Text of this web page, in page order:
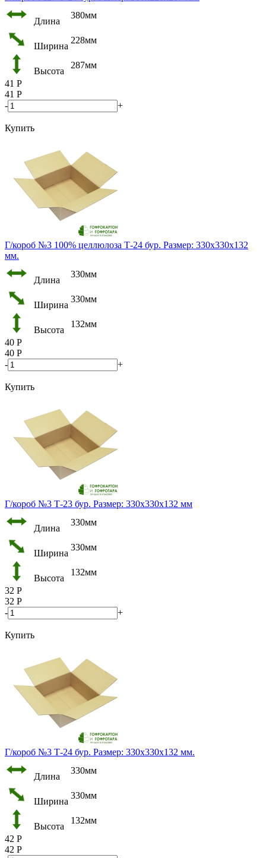
Длина
380мм
Ширина
228мм
Высота
287мм
41 Р
41 Р
-
+
Купить
Г/короб №3 100% целлюлоза Т-24 бур. Размер: 330х330х132
мм.
Длина
330мм
Ширина
330мм
Высота
132мм
40 Р
40 Р
-
+
Купить
Г/короб №3 Т-23 бур. Размер: 330х330х132 мм
Длина
330мм
Ширина
330мм
Высота
132мм
32 Р
32 Р
-
+
Купить
Г/короб №3 Т-24 бур. Размер: 330х330х132 мм.
Длина
330мм
Ширина
330мм
Высота
132мм
42 Р
42 Р